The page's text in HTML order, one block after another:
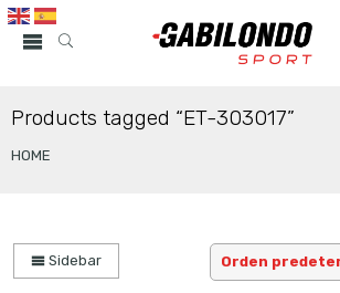
Products tagged “ET-303017”
HOME
Sidebar